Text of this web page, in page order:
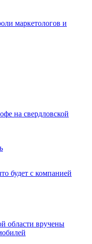
маркетологов и
на свердловской
будет с компанией
области вручены